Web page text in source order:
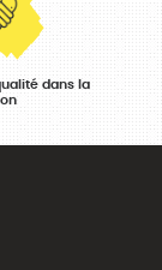
dans la